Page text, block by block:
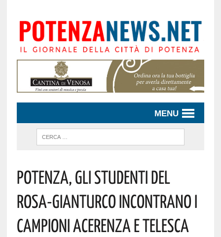
MENU
Potenza, Gli Studenti Del
Rosa-Gianturco Incontrano I
Campioni Acerenza E Telesca